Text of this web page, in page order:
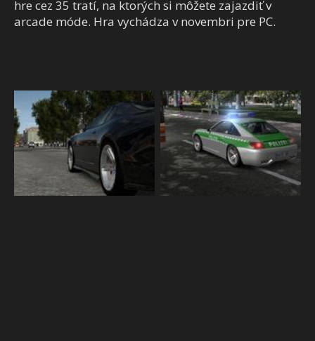
hre cez 35 tratí, na ktorých si môžete zajazdiť v
arcade móde. Hra vychádza v novembri pre PC.